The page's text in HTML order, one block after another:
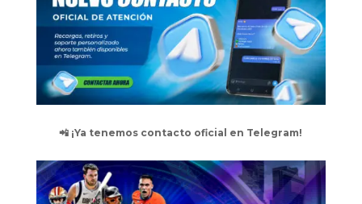
📲 ¡Ya tenemos contacto oficial en Telegram!